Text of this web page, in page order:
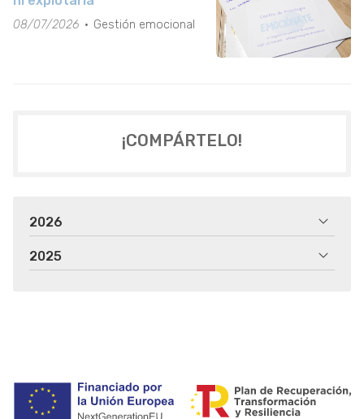
08/07/2026 Gestión emocional
¡COMPÁRTELO!
2026
2025